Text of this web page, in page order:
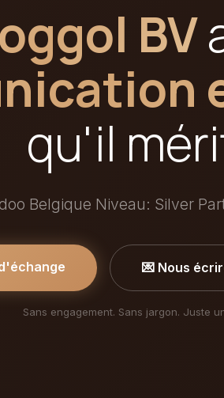
BV
qu'il
Belgique Niveau: Silver
💌 Nous
Sans engagement. Sans jargon. Juste